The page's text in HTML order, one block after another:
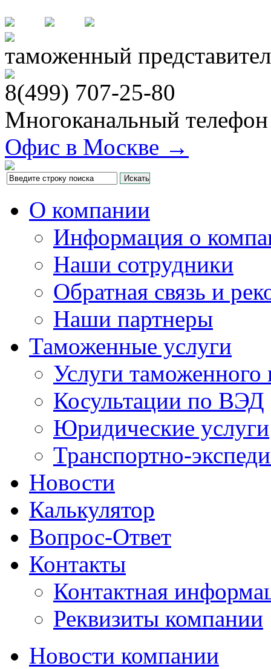
таможенный
8(499) 707-25-80
Многоканальный
Офис в Москве →
О компании
Информация о
Наши сотрудники
Обратная связь и
Наши партнеры
Таможенные услуги
Услуги таможенного
Косультации по ВЭД
Юридические услуги
Транспортно-
Новости
Калькулятор
Вопрос-Ответ
Контакты
Контактная
Реквизиты компании
Новости компании